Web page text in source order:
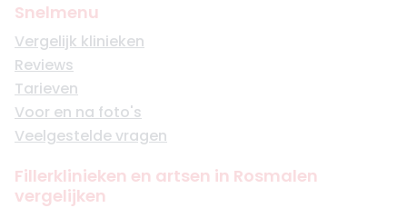
Snelmenu
Vergelijk klinieken
Reviews
Tarieven
Voor en na foto's
Veelgestelde vragen
Fillerklinieken en artsen in Rosmalen
vergelijken